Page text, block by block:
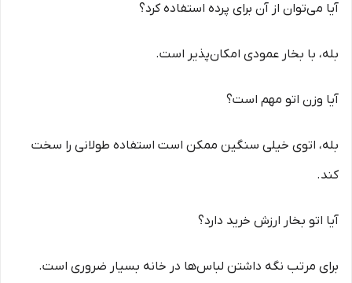
آیا می‌توان از آن برای پرده استفاده کرد؟
بله، با بخار عمودی امکان‌پذیر است.
آیا وزن اتو مهم است؟
بله، اتوی خیلی سنگین ممکن است استفاده طولانی را سخت
کند.
آیا اتو بخار ارزش خرید دارد؟
برای مرتب نگه داشتن لباس‌ها در خانه بسیار ضروری است.